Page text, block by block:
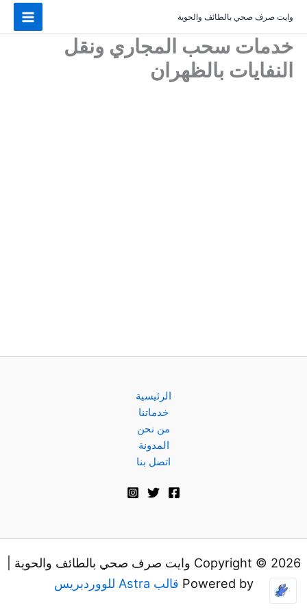
المحتوى
وايت صرف صحي بالطائف والحوية
خدمات سحب المجاري ونقل
النفايات بالظهران
الرئيسية
خدماتنا
من نحن
المدونة
اتصل بنا
Copyright © 2026 وايت صرف صحي بالطائف والحوية |
Powered by قالب Astra للووردبريس